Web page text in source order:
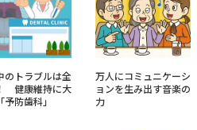
のトラブルは全
健康維持に大
予防歯科」
万人にコミュニケーシ
ョンを生み出す音楽の
力